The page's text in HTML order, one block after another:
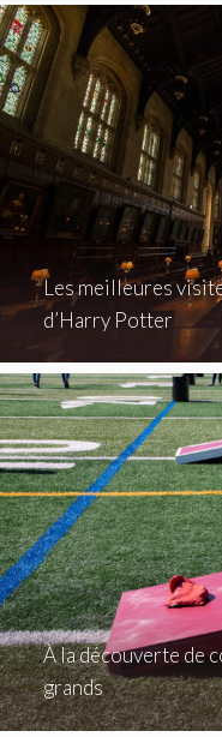
Les meilleures
d’Harry Potter
À la découverte de
grands